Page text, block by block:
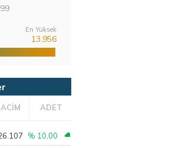
En Yüksek
13.956
ADET
% 10,00